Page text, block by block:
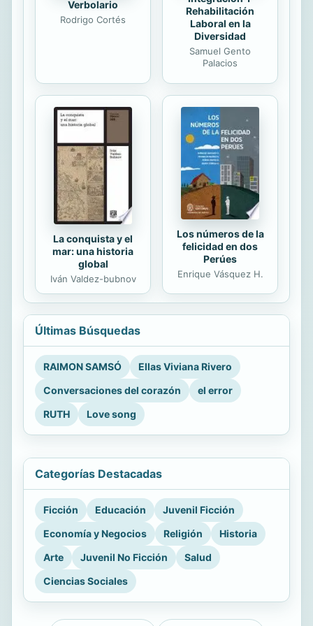
Verbolario
Rodrigo Cortés
Rehabilitación
Laboral en la
Diversidad
Samuel Gento
Palacios
La conquista y el
mar: una historia
global
Iván Valdez-bubnov
Los números de la
felicidad en dos
Perúes
Enrique Vásquez H.
Últimas Búsquedas
RAIMON SAMSÓ
Ellas Viviana Rivero
Conversaciones del corazón
el error
RUTH
Love song
Categorías Destacadas
Ficción Educación
Juvenil Ficción
Economía y Negocios
Religión
Historia
Arte
Juvenil No Ficción
Salud
Ciencias Sociales